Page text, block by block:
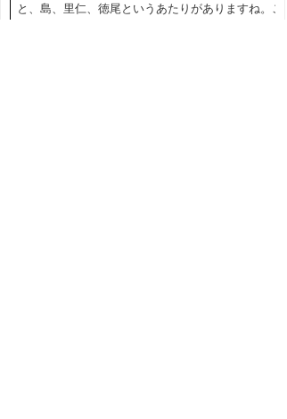
と、島、里仁、徳尾というあたりがありますね。こ